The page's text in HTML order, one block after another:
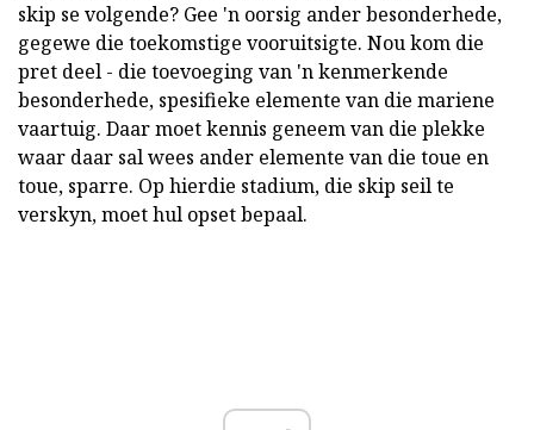
skip se volgende? Gee 'n oorsig ander besonderhede,
gegewe die toekomstige vooruitsigte. Nou kom die
pret deel - die toevoeging van 'n kenmerkende
besonderhede, spesifieke elemente van die mariene
vaartuig. Daar moet kennis geneem van die plekke
waar daar sal wees ander elemente van die toue en
toue, sparre. Op hierdie stadium, die skip seil te
verskyn, moet hul opset bepaal.